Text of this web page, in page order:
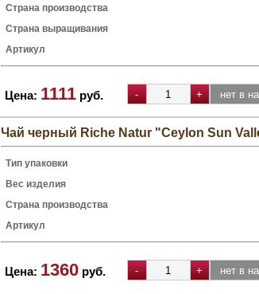
Страна производства
Страна выращивания
Артикул
Цена: 1111 руб.
Чай черный Riche Natur "Ceylon Sun
Тип упаковки
Вес изделия
Страна производства
Артикул
Цена: 1360 руб.